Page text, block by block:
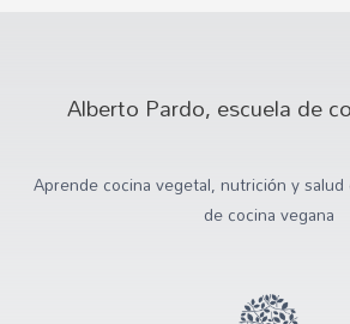
Alberto Pardo, escuela de
Aprende cocina vegetal, nutrición y
de cocina vegana